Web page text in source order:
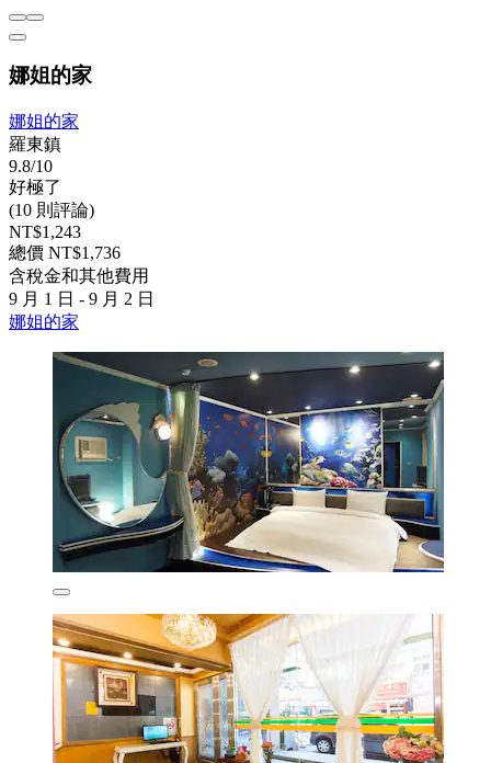
娜姐的家
娜姐的家
羅東鎮
9.8/10
好極了
(10 則評論)
NT$1,243
總價 NT$1,736
含稅金和其他費用
9 月 1 日 - 9 月 2 日
娜姐的家